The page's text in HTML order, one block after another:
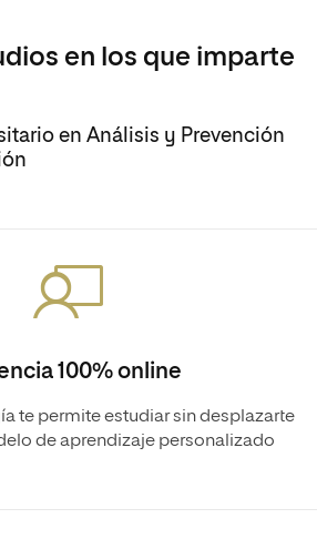
en los que imparte
en Análisis y Prevención
100% online
te permite estudiar sin desplazarte
de aprendizaje personalizado